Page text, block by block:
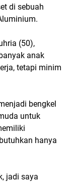
di sebuah
(50),
anak
tetapi minim
bengkel
untuk
hanya
jadi saya